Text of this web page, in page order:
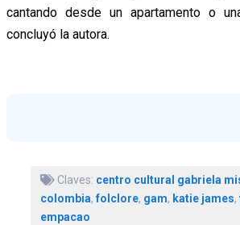
cantando desde un apartamento o
concluyó la autora.
Claves: centro cultural gabriela
colombia,folclore, gam, katie james,
empacao